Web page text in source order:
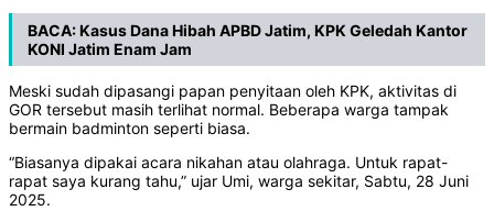
BACA:Kasus Dana Hibah APBD Jatim, KPK Geledah Kantor
KONI Jatim Enam Jam
Meski sudah dipasangi papan penyitaan oleh KPK, aktivitas di
GOR tersebut masih terlihat normal. Beberapa warga tampak
bermain badminton seperti biasa.
“Biasanya dipakai acara nikahan atau olahraga. Untuk rapat-
rapat saya kurang tahu,” ujar Umi, warga sekitar, Sabtu, 28 Juni
2025.